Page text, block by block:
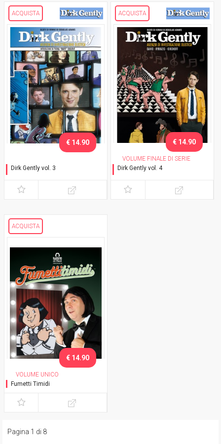
ACQUISTA
Dirk Gently vol. 3
€ 14.90
ACQUISTA
VOLUME FINALE DI SERIE
Dirk Gently vol. 4
€ 14.90
ACQUISTA
VOLUME UNICO
Fumetti Timidi
€ 14.90
Pagina 1 di 8